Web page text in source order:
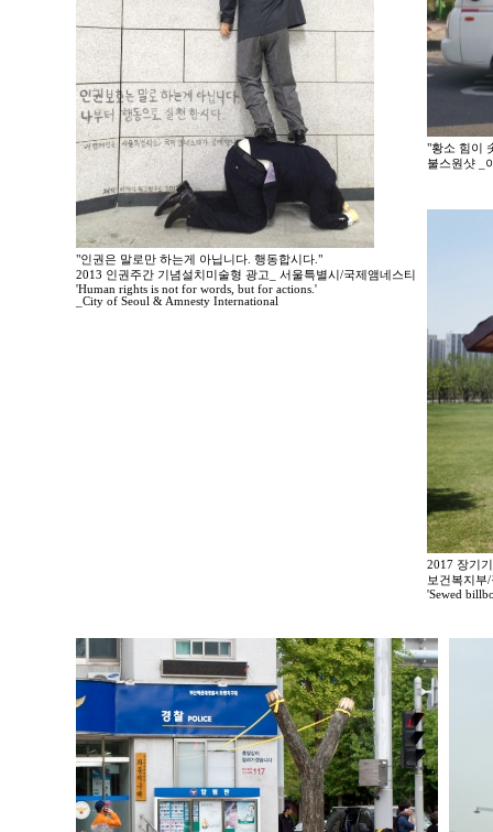
"인권은 말로만 하는게 아닙니다. 행동합시다."
2013 인권주간 기념설치미술형 광고_ 서울특별시/국제앰네스티
'Human rights is not for words, but for actions.'
_City of Seoul & Amnesty International
"황소 힘이
불스원샷 _
2017 장기
보건복지부
'Sewed